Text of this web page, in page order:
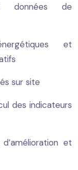
données de
et
sur site
des indicateurs
et